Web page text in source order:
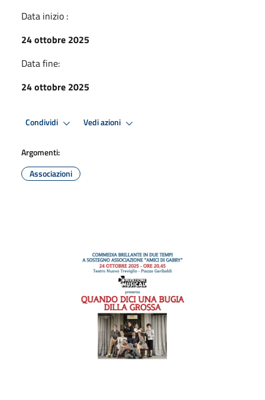
Data inizio :
24 ottobre 2025
Data fine:
24 ottobre 2025
Condividi Vedi azioni
Argomenti:
Associazioni